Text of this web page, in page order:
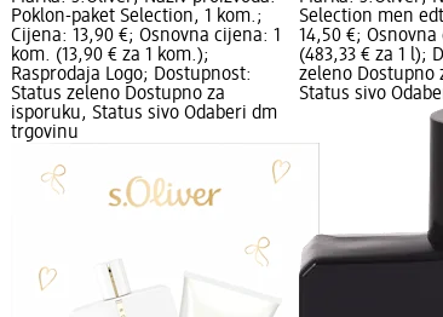
Poklon-paket Selection, 1 kom.;
Cijena: 13,90 €; Osnovna cijena: 1
kom. (13,90 € za 1 kom.);
Rasprodaja Logo; Dostupnost:
Status zeleno Dostupno za
isporuku, Status sivo Odaberi dm
trgovinu
Selection men
14,50 €;
(483,33 € za 1 l);
zeleno Dostupno
Status sivo